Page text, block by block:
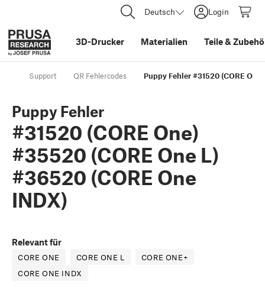
Deutsch Login
3D-Drucker Materialien Teile&
Support QR Fehlercodes Puppy Fehler #31520 (CORE
Puppy Fehler
#31520 (CORE One)
#35520 (CORE One L)
#36520 (CORE One
INDX)
Relevant für
CORE ONE CORE ONE L
CORE ONE+
CORE ONE INDX